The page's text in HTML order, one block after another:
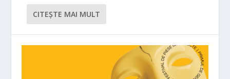
CITEŞTE MAI MULT